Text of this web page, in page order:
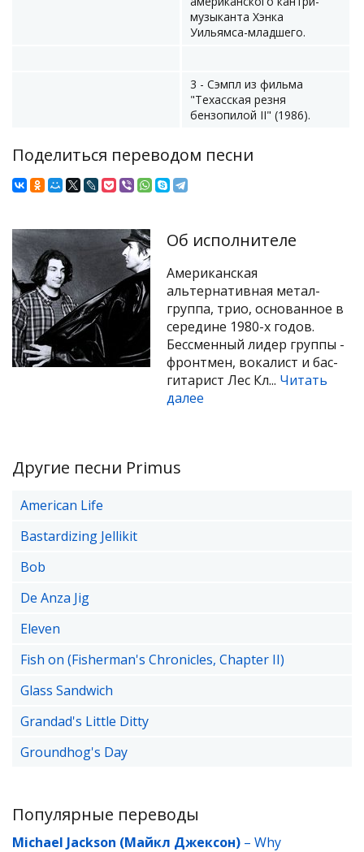
музыканта Хэнка
Уильямса-младшего.
3 - Сэмпл из фильма
"Техасская резня
бензопилой II" (1986).
Поделиться переводом песни
Об исполнителе
Американская
альтернативная метал-
группа, трио, основанное в
середине 1980-х годов.
Бессменный лидер группы -
фронтмен, вокалист и бас-
гитарист Лес Кл... Читать
далее
Другие песни Primus
American Life
Bastardizing Jellikit
Bob
De Anza Jig
Eleven
Fish on (Fisherman's Chronicles, Chapter II)
Glass Sandwich
Grandad's Little Ditty
Groundhog's Day
Популярные переводы
Michael Jackson (Майкл Джексон) – Why